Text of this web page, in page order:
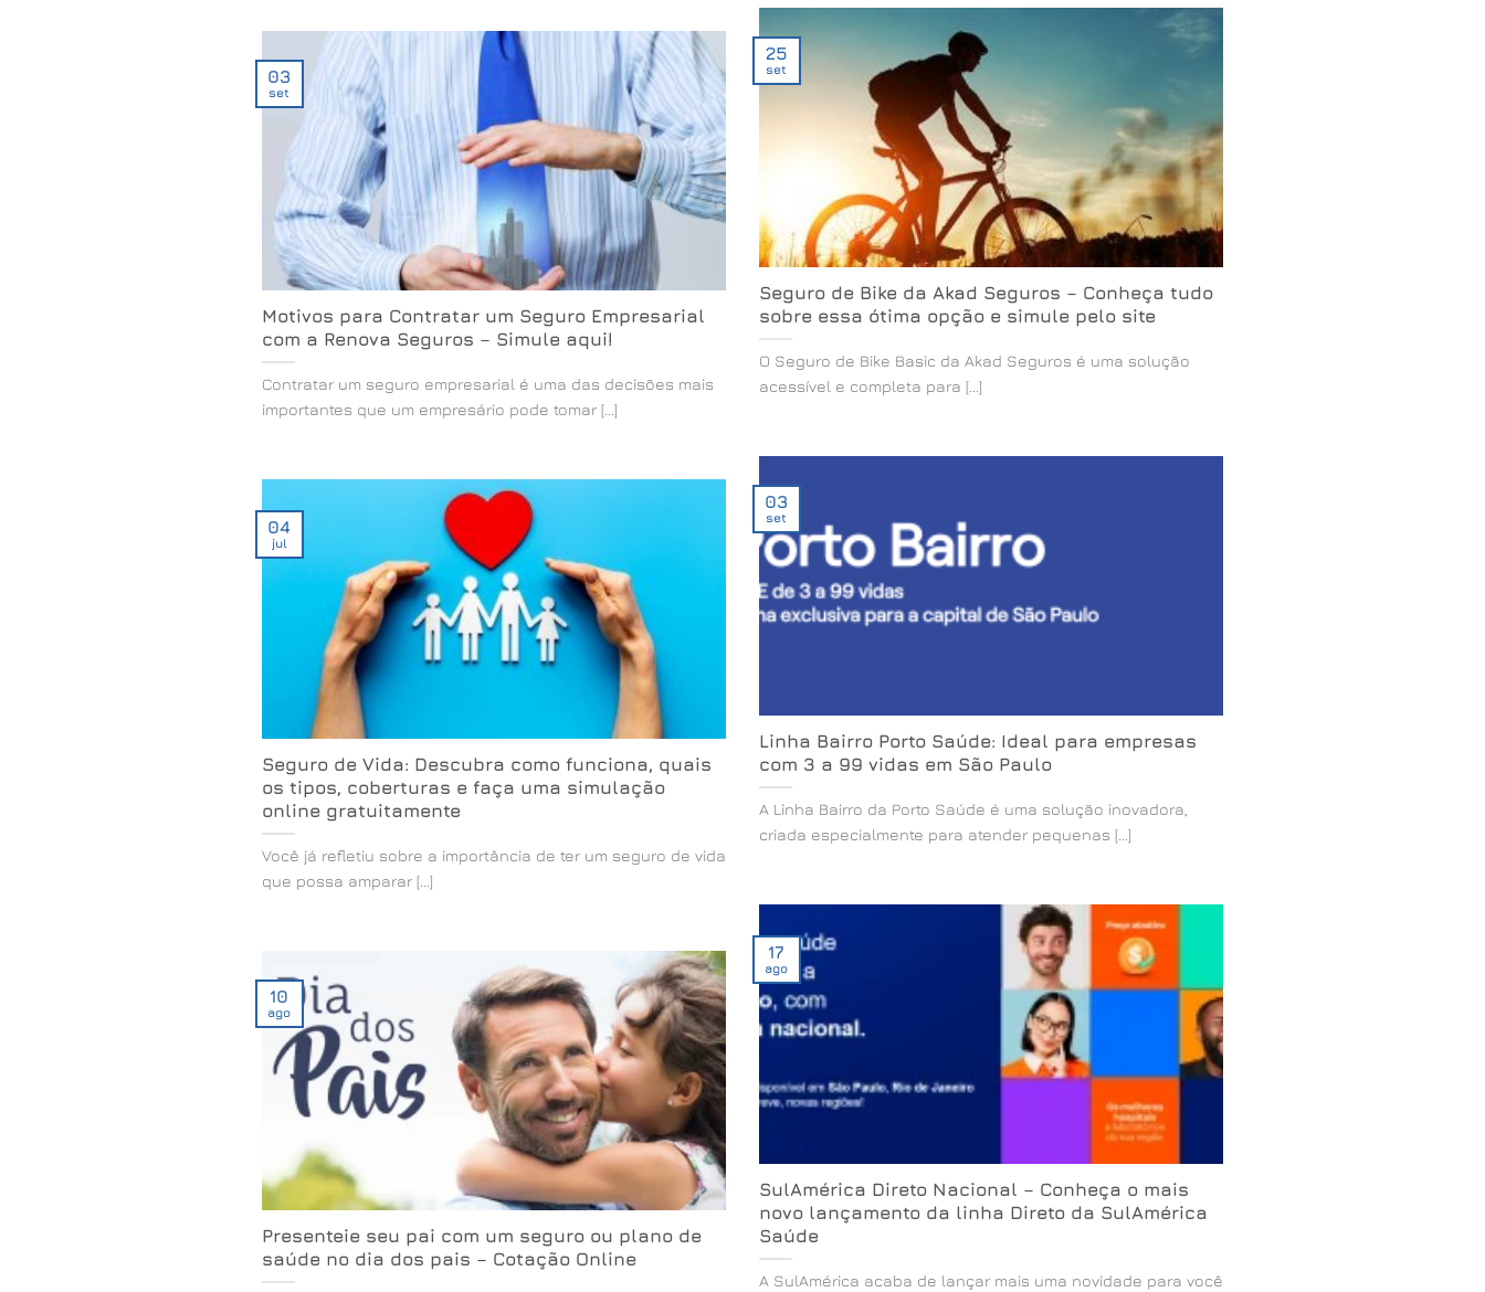
Seguro de Bike da Akad Seguros – Conheça tudo
sobre essa ótima opção e simule pelo site
O Seguro de Bike Basic da Akad Seguros é uma solução
acessível e completa para [...]
25
set
Motivos para Contratar um Seguro Empresarial
com a Renova Seguros – Simule aqui!
Contratar um seguro empresarial é uma das decisões mais
importantes que um empresário pode tomar [...]
03
set
Linha Bairro Porto Saúde: Ideal para empresas
com 3 a 99 vidas em São Paulo
A Linha Bairro da Porto Saúde é uma solução inovadora,
criada especialmente para atender pequenas [...]
03
set
Seguro de Vida: Descubra como funciona, quais
os tipos, coberturas e faça uma simulação
online gratuitamente
Você já refletiu sobre a importância de ter um seguro de vida
que possa amparar [...]
04
jul
SulAmérica Direto Nacional – Conheça o mais
novo lançamento da linha Direto da SulAmérica
Saúde
A SulAmérica acaba de lançar mais uma novidade para você
17
ago
Presenteie seu pai com um seguro ou plano de
saúde no dia dos pais – Cotação Online
10
ago